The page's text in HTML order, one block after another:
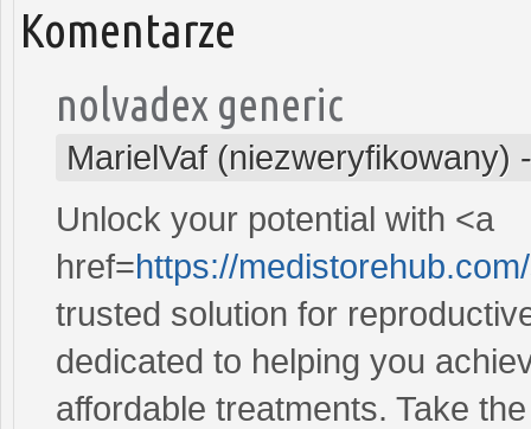
Komentarze
nolvadex generic
MarielVaf (niezweryfikowany)
Unlock your potential with <a
href=https://
trusted solution for
dedicated to helping you
affordable treatments. Take